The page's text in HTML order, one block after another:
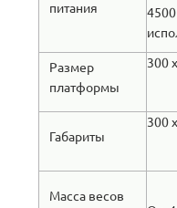
питания
Размер
платформы
300
Габариты
300
Масса весов